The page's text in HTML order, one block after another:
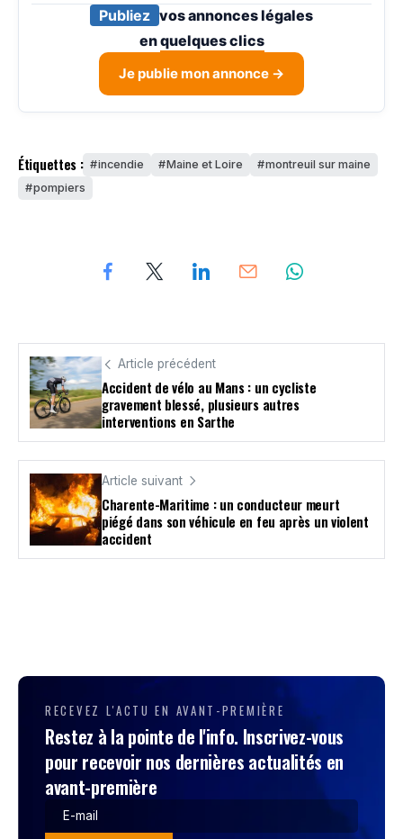
Publiez vos annonces légales
enquelques clics
Je publie mon annonce →
Étiquettes : incendie Maine et Loire
montreuil sur maine
pompiers
Article précédent
Accident de vélo au Mans : un cycliste
gravement blessé, plusieurs autres
interventions en Sarthe
Article suivant
Charente-Maritime : un conducteur meurt
piégé dans son véhicule en feu après un violent
accident
RECEVEZ L'ACTU EN AVANT-PREMIÈRE
Restez à la pointe de l'info. Inscrivez-vous
pour recevoir nos dernières actualités en
avant-première